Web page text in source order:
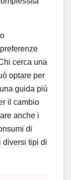
cerca una
optare per
guida più
il cambio
anche i
di
diversi tipi di